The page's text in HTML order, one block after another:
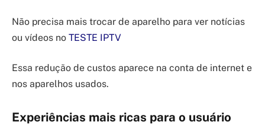
Não precisa mais trocar de aparelho para ver notícias
ou vídeos no TESTE IPTV
Essa redução de custos aparece na conta de internet e
nos aparelhos usados.
Experiências mais ricas para o usuário